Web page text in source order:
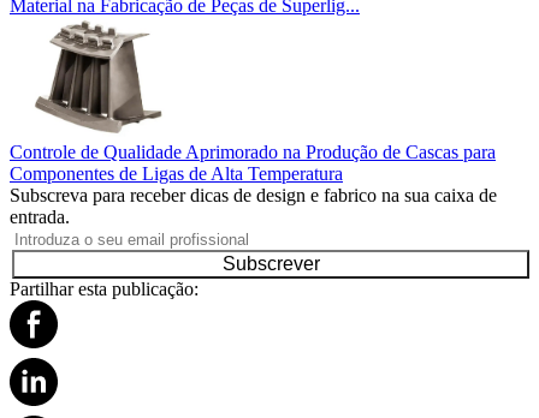
Material na Fabricação de Peças de Superlig...
Controle de Qualidade Aprimorado na Produção de Cascas para
Componentes de Ligas de Alta Temperatura
Subscreva para receber dicas de design e fabrico na sua caixa de
entrada.
Subscrever
Partilhar esta publicação: